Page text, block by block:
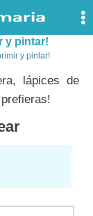
y pintar!
y pintar!
lápices de